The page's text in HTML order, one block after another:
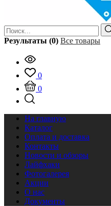
Результаты (0) Все товары
0
0
На главную
Каталог
Оплата и доставка
Контакты
Новости и обзоры
Лайфхаки
Фотогалерея
Акции
О нас
Документы